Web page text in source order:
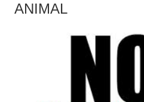
ANIMAL